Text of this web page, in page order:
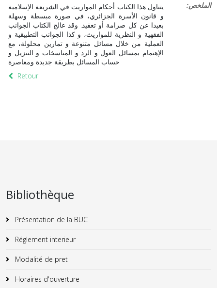
:الملخص
يتناول هذا الكتاب أحكام المواريث في الشريعة الإسلامية
و قانون الأسرة الجزائري، في صورة مبسطة وسهلة
بعيدا عن كل صرامة أو تعقيد. وقد عالج الكتاب الجوانب
الفقهية و النظرية للمواريث، و كذا الجوانب التطبيقية و
العملية من خلال مسائل متنوعة و تمارين محلولة، مع
الإهتمام بمسائل العول و الرد و المناسخات و التنزيل و
حساب المسائل بطريقة جديدة ومعاصرة
Retour
Bibliothèque
Présentation de la BUC
Réglement interieur
Modalité de pret
Horaires d'ouverture